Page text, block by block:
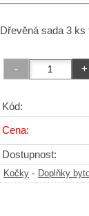
Dřevěná sada 3
Kód:
Cena:
Dostupnost:
Kočky - Doplňky